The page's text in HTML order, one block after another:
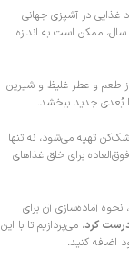
غذایی در آشپزی جهانی
ممکن است به اندازه
طعم و عطر غلیظ و شیرین
بُعدی جدید ببخشد.
تهیه می‌شود، نه تنها
برای خلق غذاهای
، نحوه آماده‌سازی آن برای
کرد، می‌پردازیم تا با این
اضافه کنید.